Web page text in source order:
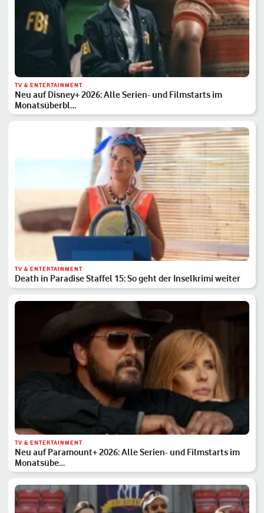
TV & ENTERTAINMENT
Neu auf Disney+ 2026: Alle Serien- und Filmstarts im
Monatsüberbl…
TV & ENTERTAINMENT
Death in Paradise Staffel 15: So geht der Inselkrimi weiter
TV & ENTERTAINMENT
Neu auf Paramount+ 2026: Alle Serien- und Filmstarts im
Monatsübe…